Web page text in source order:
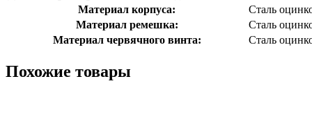
Материал корпуса:
Сталь
Материал ремешка:
Сталь
Материал червячного винта:
Сталь
Похожие товары